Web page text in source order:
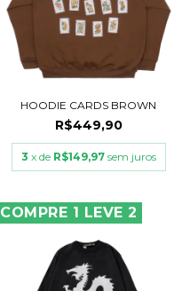
HOODIE CARDS BROWN
R$449,90
3 x de R$149,97 sem juros
COMPRE 1 LEVE 2